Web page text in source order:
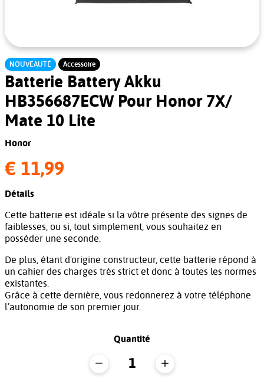
NOUVEAUTÉ Accessoire
Batterie Battery Akku
HB356687ECW Pour Honor 7X/
Mate 10 Lite
Honor
€ 11,99
Détails
Cette batterie est idéale si la vôtre présente des signes de
faiblesses, ou si, tout simplement, vous souhaitez en
posséder une seconde.
De plus, étant d'origine constructeur, cette batterie répond à
un cahier des charges très strict et donc à toutes les normes
existantes.
Grâce à cette dernière, vous redonnerez à votre téléphone
l’autonomie de son premier jour.
Quantité